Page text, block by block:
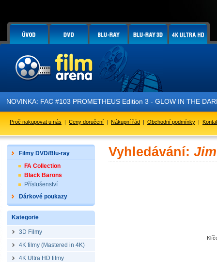
NOVINKA: FAC #103 PROMETHEUS Edition 3 - GLOW IN THE
Proč nakupovat u nás | Ceny doručení | Nákupní řád | Obchodní podmínky |
Filmy DVD/Blu-ray
FA Collection
Black Barons
Příslušenství
Dárkové poukazy
Kategorie
3D Filmy
4K filmy (Mastered in 4K)
4K Ultra HD filmy
Vyhledávání: